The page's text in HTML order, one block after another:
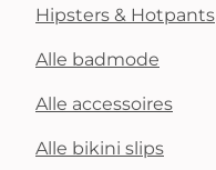
Hipsters & Hotpants
Alle badmode
Alle accessoires
Alle bikini slips